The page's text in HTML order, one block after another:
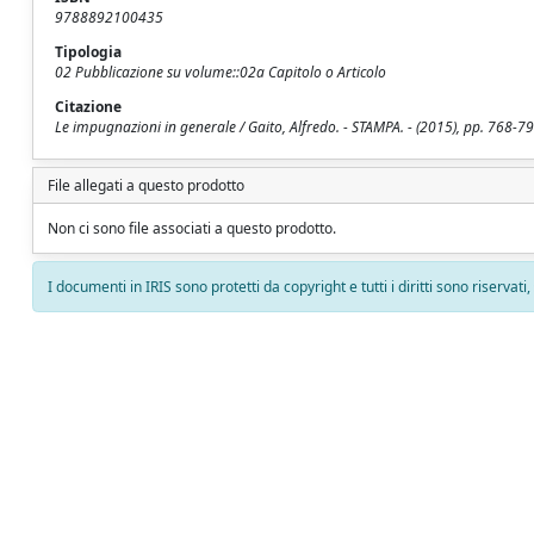
9788892100435
Tipologia
02 Pubblicazione su volume::02a Capitolo o Articolo
Citazione
Le impugnazioni in generale / Gaito, Alfredo. - STAMPA. - (2015), pp. 768-
File allegati a questo prodotto
Non ci sono file associati a questo prodotto.
I documenti in IRIS sono protetti da copyright e tutti i diritti sono